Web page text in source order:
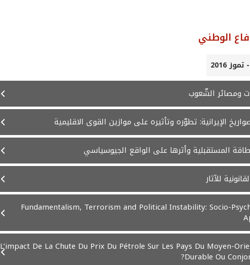
الوطني
ومصائر الشّعوب
الإيرانية: تطوّره وتأثيره على موازين القوى الاقليمية
المستقبلية وأثرها على الواقع الجيوسياسي
للآثار
Fundamentalism, Terrorism and Political Instability: Socio-
L’impact De La Chute Du Prix Du Pétrole Sur Les Pays Du Moyen-
Durable Ou